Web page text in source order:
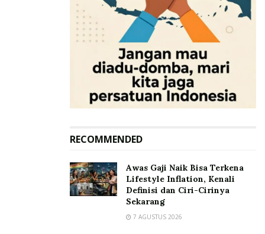
RECOMMENDED
Awas Gaji Naik Bisa Terkena
Lifestyle Inflation, Kenali
Definisi dan Ciri-Cirinya
Sekarang
7 AGUSTUS 2026